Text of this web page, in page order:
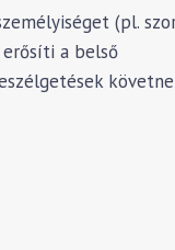
(pl.
a belső